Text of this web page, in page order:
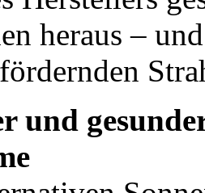
heraus –
und